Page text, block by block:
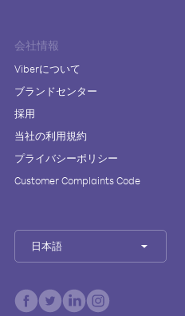
会社情報
Viberについて
ブランドセンター
採用
当社の利用規約
プライバシーポリシー
Customer Complaints Code
日本語